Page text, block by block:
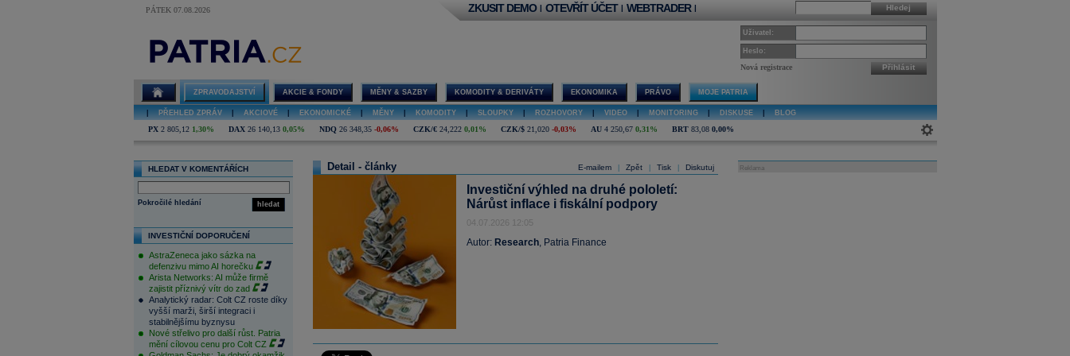
PÁTEK 07.08.2026 Hledej
ZKUSIT DEMO | OTEVŘÍT ÚČET | WEBTRADER |
Uživatel:
Heslo:
Nová registrace Přihlásit
ZPRAVODAJSTVÍ AKCIE & FONDY MĚNY & SAZBY KOMODITY & DERIVÁTY EKONOMIKA PRÁVO MOJE PATRIA
PŘEHLED ZPRÁV AKCIOVÉ EKONOMICKÉ MĚNY KOMODITY SLOUPKY ROZHOVORY VIDEO MONITORING DISKUSE BLOG
PX 2 805,12 1,30% DAX 26 140,13 0,05% NDQ 26 348,35 -0,06% CZK/€ 24,222 0,01% CZK/$ 21,020 -0,03% AU 4 250,67 0,31% BRT 83,08 0,00%
HLEDAT V KOMENTÁŘÍCH
hledat
Pokročilé hledání
INVESTIČNÍ DOPORUČENÍ
AstraZeneca jako sázka na
defenzivu mimo AI horečku
Arista Networks: AI může firmě
zajistit příznivý vítr do zad
Analytický radar: Colt CZ roste díky
vyšší marži, širší integraci i
stabilnějšímu byznysu
Nové střelivo pro další růst. Patria
mění cílovou cenu pro Colt CZ
E-mailem Zpět Tisk Diskutuj
Detail - články
Investiční výhled na druhé pololetí:
Nárůst inflace i fiskální podpory
04.07.2026 12:05
Autor: Research, Patria Finance
Reklama